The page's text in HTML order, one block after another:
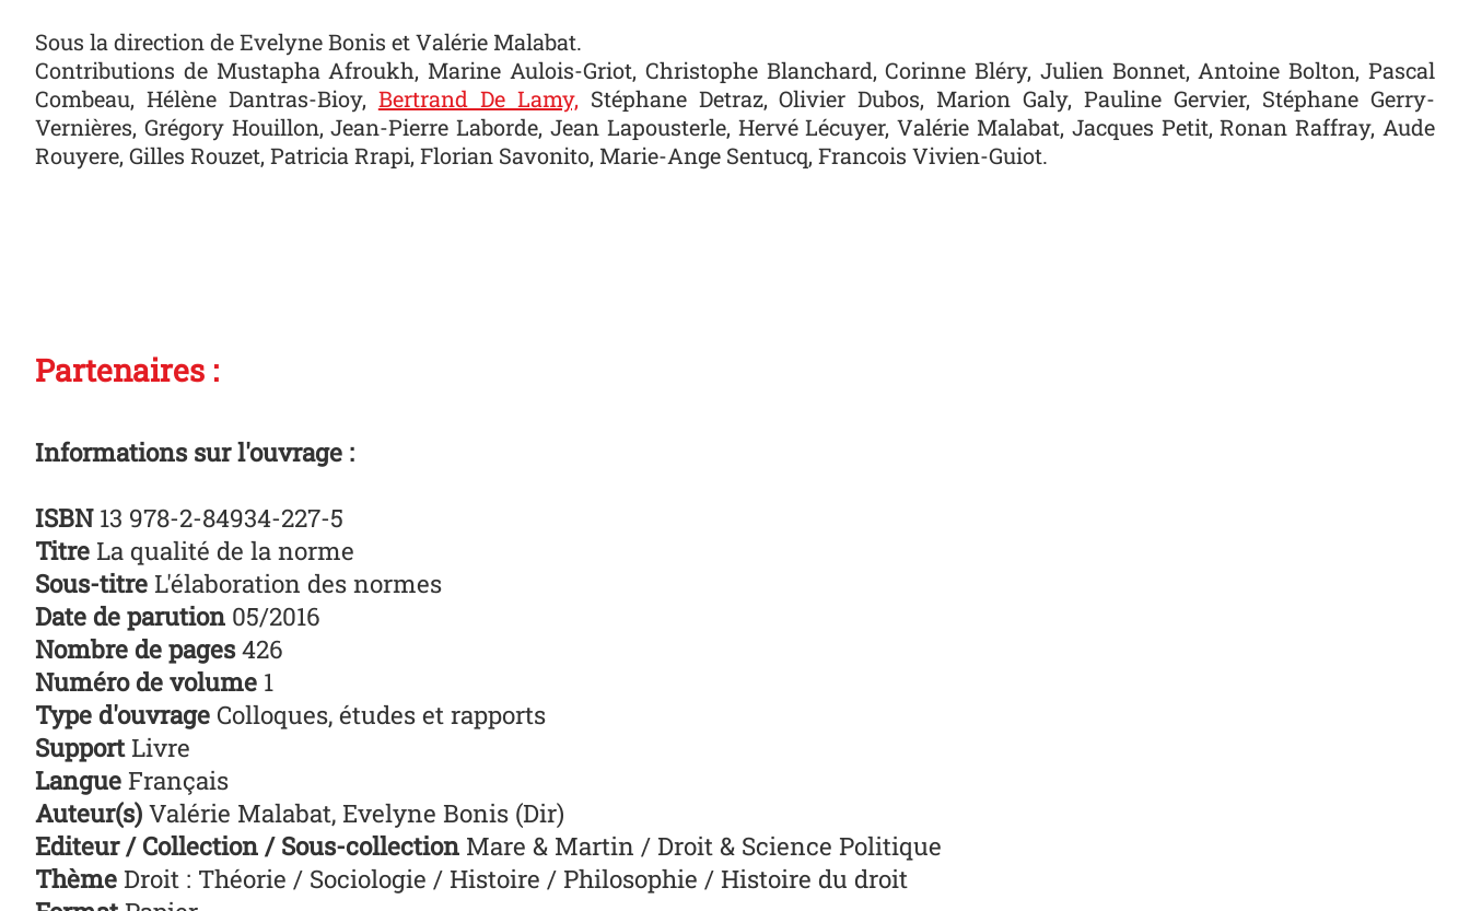
Sous la direction de Evelyne Bonis et Valérie Malabat.
Contributions de Mustapha Afroukh, Marine Aulois-Griot, Christophe Blanchard, Corinne Bléry, Julien Bonnet, Antoine Bolton, Pascal
Combeau, Hélène Dantras-Bioy, Bertrand De Lamy, Stéphane Detraz, Olivier Dubos, Marion Galy, Pauline Gervier, Stéphane Gerry-
Vernières, Grégory Houillon, Jean-Pierre Laborde, Jean Lapousterle, Hervé Lécuyer, Valérie Malabat, Jacques Petit, Ronan Raffray, Aude
Rouyere, Gilles Rouzet, Patricia Rrapi, Florian Savonito, Marie-Ange Sentucq, Francois Vivien-Guiot.
Partenaires :
Informations sur l'ouvrage :
ISBN13 978-2-84934-227-5
Titre La qualité de la norme
Sous-titre L'élaboration des normes
Date de parution 05/2016
Nombre de pages426
Numéro de volume 1
Type d'ouvrage Colloques, études et rapports
SupportLivre
Langue Français
Auteur(s) Valérie Malabat, Evelyne Bonis (Dir)
Editeur / Collection / Sous-collection Mare & Martin / Droit & Science Politique
Thème Droit : Théorie / Sociologie / Histoire / Philosophie / Histoire du droit